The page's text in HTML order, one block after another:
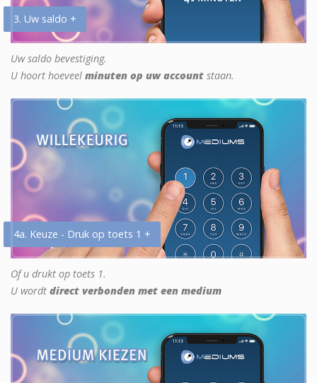
3. Uw saldo +
Uw saldo bevestiging.
U hoort hoeveel minuten op uw account staan.
4a. Keuze - Druk op toets 1 +
Of u drukt op toets 1.
U wordt direct verbonden met een medium